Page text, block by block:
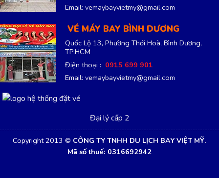
Email: vemaybayvietmy@gmail.com
VÉ MÁY BAY BÌNH DƯƠNG
Quốc Lộ 13, Phường Thới Hoà, Bình Dương,
TP.HCM
Điện thoại : 0915 699 901
Email: vemaybayvietmy@gmail.com
Đại lý cấp 2
Copyright 2013 © CÔNG TY TNHH DU LỊCH BAY VIỆT MỸ.
Mã số thuế: 0316692942